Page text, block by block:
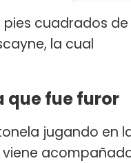
pies cuadrados de
la cual
que fue furor
jugando en
viene